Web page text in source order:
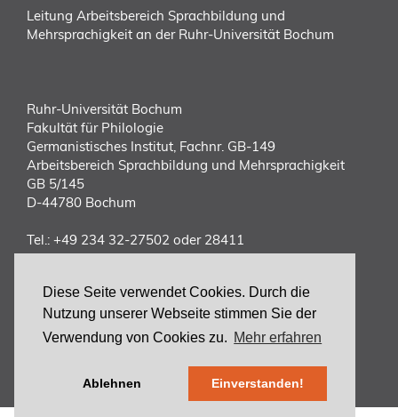
Diese Seite verwendet Cookies. Durch die
Nutzung unserer Webseite stimmen Sie der
Verwendung von Cookies zu. Mehr erfahren
Ablehnen Einverstanden!
Leitung Arbeitsbereich Sprachbildung und
Mehrsprachigkeit an der Ruhr-Universität Bochum
Ruhr-Universität Bochum
Fakultät für Philologie
Germanistisches Institut, Fachnr. GB-149
Arbeitsbereich Sprachbildung und Mehrsprachigkeit
GB 5/145
D-44780 Bochum
Tel.: +49 234 32-27502 oder 28411
E-Mail:vorstand(at)dgff.de
ANMELDUNG
zum Kongress
ZURÜCK
zur DGFF